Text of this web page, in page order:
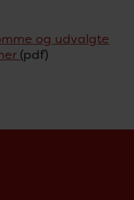
og udvalgte
(pdf)